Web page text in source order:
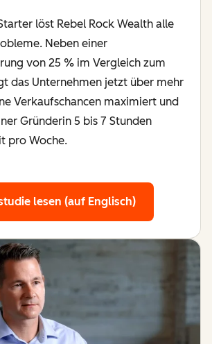
löst Rebel Rock Wealth alle
Neben einer
von 25 % im Vergleich zum
das Unternehmen jetzt über mehr
Verkaufschancen maximiert und
Gründerin 5 bis 7 Stunden
pro Woche.
lesen (auf Englisch)